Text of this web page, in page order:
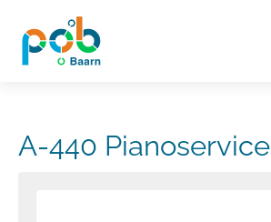
A-440 Pianoservice